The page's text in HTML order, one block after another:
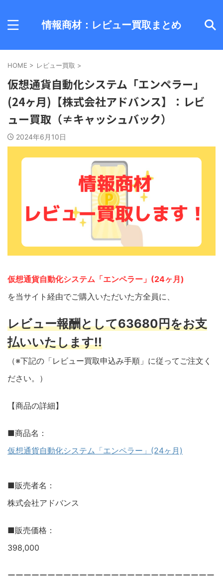
情報商材：レビュー買取まとめ
HOME > レビュー買取 >
仮想通貨自動化システム「エンペラー」
(24ヶ月)【株式会社アドバンス】：レビ
ュー買取（≠キャッシュバック）
2024年6月10日
仮想通貨自動化システム「エンペラー」(24ヶ月)
を当サイト経由でご購入いただいた方全員に、
レビュー報酬として63680円をお支
払いいたします!!
（※下記の「レビュー買取申込み手順」に従ってご注文く
ださい。）
【商品の詳細】
■商品名：
仮想通貨自動化システム「エンペラー」(24ヶ月)
■販売者名：
株式会社アドバンス
■販売価格：
398,000
ーーーーーーーーーーーーーーーーーーーーーーーーーー